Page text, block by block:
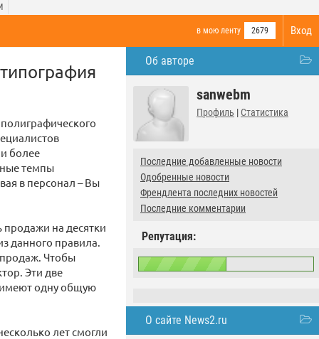
Вход
в мою ленту 2679
Об авторе
sanwebm
Профиль | Статистика
Последние добавленные новости
Одобренные новости
Френдлента последних новостей
Последние комментарии
Репутация:
О сайте News2.ru
более
темпы
в персонал – Вы
продажи на десятки
данного правила.
Чтобы
Эти две
одну общую
лет смогли